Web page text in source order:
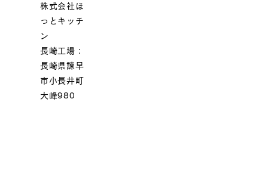
株式会社ほ
っとキッチ
ン
長崎工場：
長崎県諫早
市小長井町
大峰980